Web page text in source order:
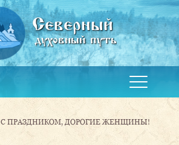
Северный
духовный путь
С ПРАЗДНИКОМ, ДОРОГИЕ ЖЕНЩИНЫ!